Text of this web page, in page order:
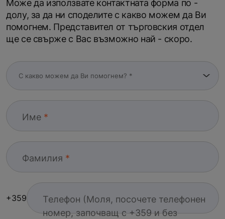
Може да използвате контактната форма по -
долу, за да ни споделите с какво можем да Ви
помогнем. Представител от търговския отдел
ще се свърже с Вас възможно най - скоро.
Име
Фамилия
Телефон (Моля, посочете телефонен
номер, започващ с +359 и без
+359